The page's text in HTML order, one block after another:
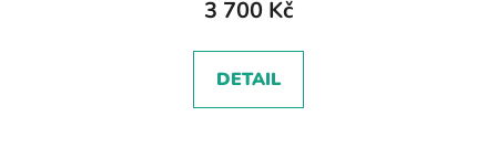
3 700 Kč
DETAIL